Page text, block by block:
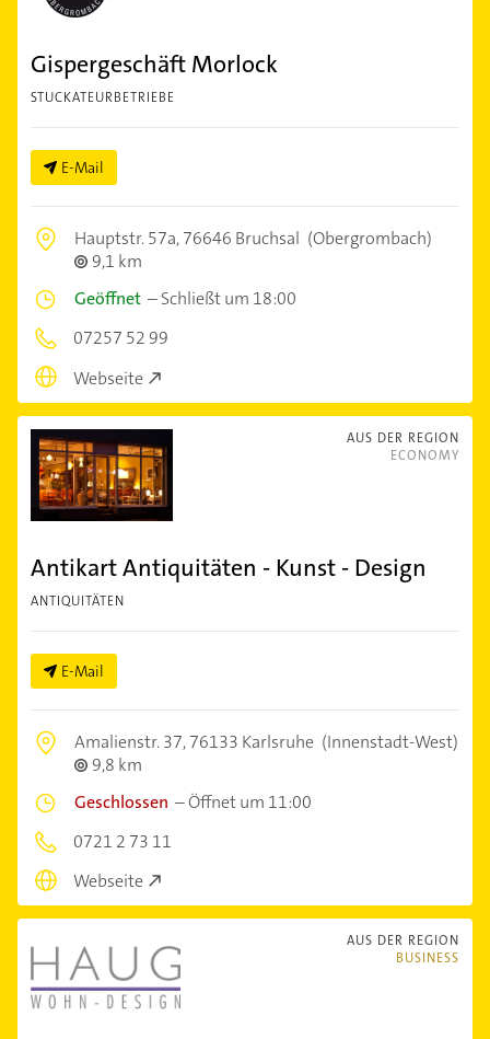
Gispergeschäft Morlock
STUCKATEURBETRIEBE
E-Mail
Hauptstr. 57a,76646 Bruchsal (Obergrombach)
9,1 km
Geöffnet –Schließt um 18:00
07257 52 99
Webseite
AUS DER REGION
ECONOMY
Antikart Antiquitäten - Kunst - Design
ANTIQUITÄTEN
E-Mail
Amalienstr. 37,76133 Karlsruhe (Innenstadt-West)
9,8 km
Geschlossen –Öffnet um 11:00
0721 2 73 11
Webseite
AUS DER REGION
BUSINESS